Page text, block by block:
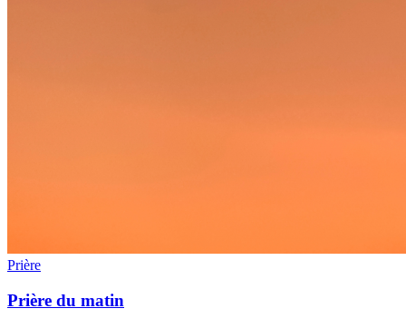
Prière
Prière du matin